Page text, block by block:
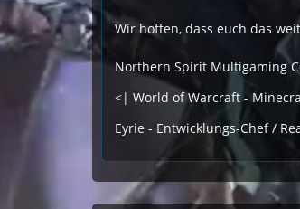
Wir hoffen, dass euch das
Northern Spirit Multigaming
<| World of Warcraft -
Eyrie - Entwicklungs-Chef /